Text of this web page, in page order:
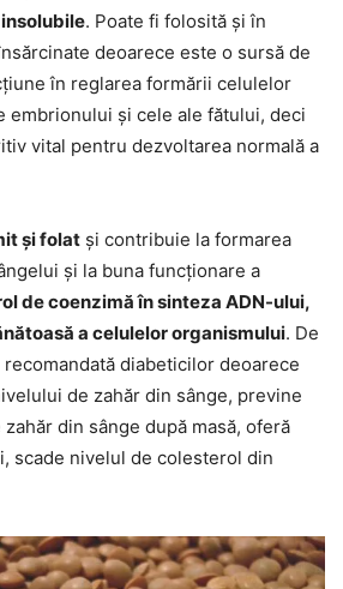
. Poate fi folosită și în
deoarece este o sursă de
în reglarea formării celulelor
embrionului și cele ale fătului, deci
vital pentru dezvoltarea normală a
și folat și contribuie la formarea
și la buna funcționare a
de coenzimă în sinteza ADN-ului,
a celulelor organismului. De
diabeticilor deoarece
de zahăr din sânge, previne
din sânge după masă, oferă
scade nivelul de colesterol din